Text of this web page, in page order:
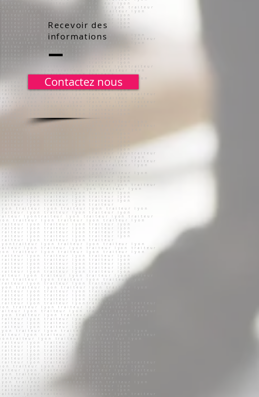
Recevoir des
informations
Contactez nous